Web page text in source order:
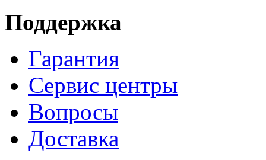
Поддержка
Гарантия
Сервис центры
Вопросы
Доставка